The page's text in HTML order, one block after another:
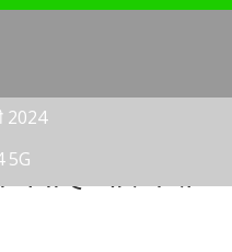
2024
5Gनया है और कैसे